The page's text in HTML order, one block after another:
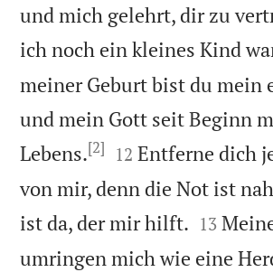
und mich gelehrt, dir zu
ich noch ein kleines Kind
meiner Geburt bist du mein
und mein Gott seit Beginn
Lebens.[2] 

12 Entferne dich
von mir, denn die Not ist
ist da, der mir hilft. 

13
umringen mich wie eine